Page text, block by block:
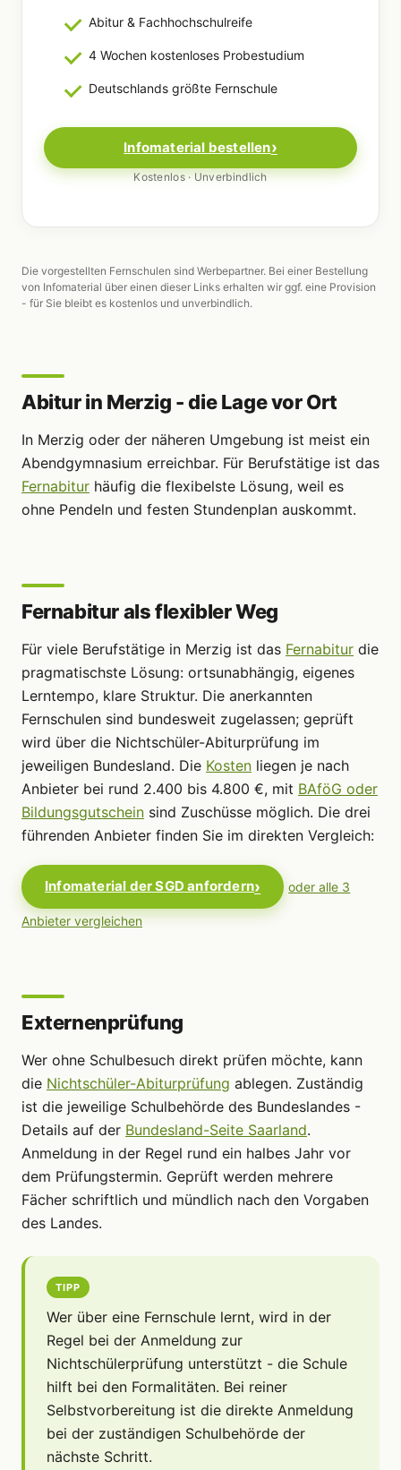
Abitur & Fachhochschulreife
4 Wochen kostenloses Probestudium
Deutschlands größte Fernschule
Infomaterial bestellen
Kostenlos · Unverbindlich
Die vorgestellten Fernschulen sind Werbepartner. Bei einer Bestellung
von Infomaterial über einen dieser Links erhalten wir ggf. eine Provision
- für Sie bleibt es kostenlos und unverbindlich.
Abitur in Merzig - die Lage vor Ort
In Merzig oder der näheren Umgebung ist meist ein
Abendgymnasium erreichbar. Für Berufstätige ist das
Fernabitur häufig die flexibelste Lösung, weil es
ohne Pendeln und festen Stundenplan auskommt.
Fernabitur als flexibler Weg
Für viele Berufstätige in Merzig ist das Fernabitur die
pragmatischste Lösung: ortsunabhängig, eigenes
Lerntempo, klare Struktur. Die anerkannten
Fernschulen sind bundesweit zugelassen; geprüft
wird über die Nichtschüler-Abiturprüfung im
jeweiligen Bundesland. Die Kosten liegen je nach
Anbieter bei rund 2.400 bis 4.800 €, mit BAföG oder
Bildungsgutschein sind Zuschüsse möglich. Die drei
führenden Anbieter finden Sie im direkten Vergleich:
Infomaterial der SGD anfordern oder alle 3
Anbieter vergleichen
Externenprüfung
Wer ohne Schulbesuch direkt prüfen möchte, kann
die Nichtschüler-Abiturprüfung ablegen. Zuständig
ist die jeweilige Schulbehörde des Bundeslandes -
Details auf der Bundesland-Seite Saarland.
Anmeldung in der Regel rund ein halbes Jahr vor
dem Prüfungstermin. Geprüft werden mehrere
Fächer schriftlich und mündlich nach den Vorgaben
des Landes.
TIPP
Wer über eine Fernschule lernt, wird in der
Regel bei der Anmeldung zur
Nichtschülerprüfung unterstützt - die Schule
hilft bei den Formalitäten. Bei reiner
Selbstvorbereitung ist die direkte Anmeldung
bei der zuständigen Schulbehörde der
nächste Schritt.